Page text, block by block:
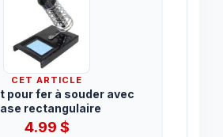
CET ARTICLE
pour fer à souder avec
rectangulaire
4.99 $